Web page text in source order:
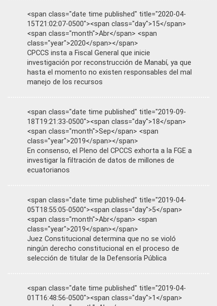
<span class="date time published" title="2020-04-
15T21:02:07-0500"><span class="day">15</span>
<span class="month">Abr</span> <span
class="year">2020</span></span>
CPCCS insta a Fiscal General que inicie
investigación por reconstrucción de Manabí, ya que
hasta el momento no existen responsables del mal
manejo de los recursos
<span class="date time published" title="2019-09-
18T19:21:33-0500"><span class="day">18</span>
<span class="month">Sep</span> <span
class="year">2019</span></span>
En consenso, el Pleno del CPCCS exhorta a la FGE a
investigar la filtración de datos de millones de
ecuatorianos
<span class="date time published" title="2019-04-
05T18:55:05-0500"><span class="day">5</span>
<span class="month">Abr</span> <span
class="year">2019</span></span>
Juez Constitucional determina que no se violó
ningún derecho constitucional en el proceso de
selección de titular de la Defensoría Pública
<span class="date time published" title="2019-04-
01T16:48:56-0500"><span class="day">1</span>